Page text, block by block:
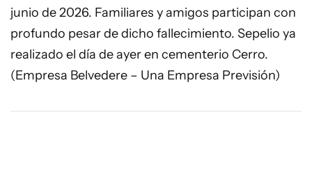
junio de 2026. Familiares y amigos participan con
profundo pesar de dicho fallecimiento. Sepelio ya
realizado el día de ayer en cementerio Cerro.
(Empresa Belvedere – Una Empresa Previsión)